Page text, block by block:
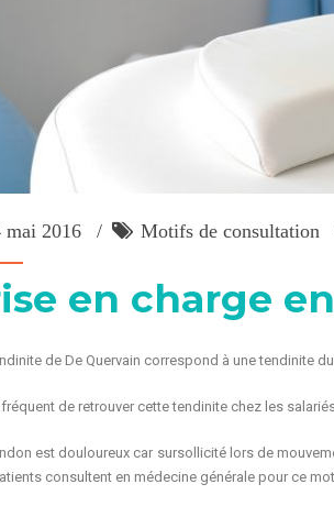
mai 2016 Motifs de consultation
en charge
de De Quervain correspond à une tendinite
fréquent de retrouver cette tendinite chez les
est douloureux car sursollicité lors de
consultent en médecine générale pour ce